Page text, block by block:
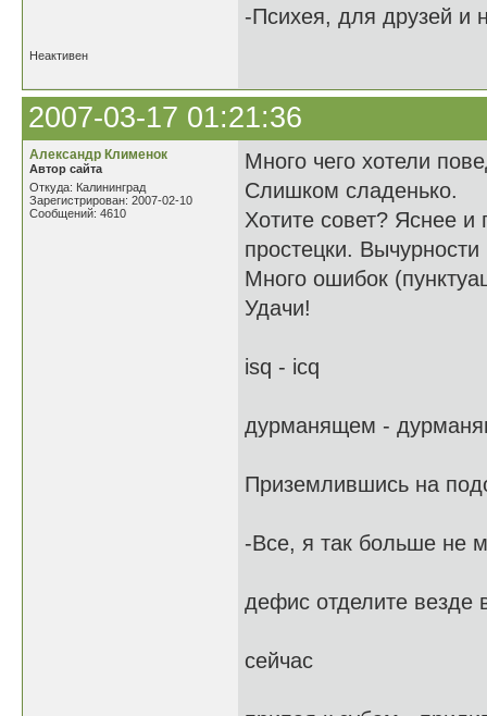
-Психея, для друзей и
Неактивен
2007-03-17 01:21:36
Александр Клименок
Автор сайта
Откуда: Калининград
Зарегистрирован: 2007-02-10
Сообщений: 4610
Много чего хотели
Слишком сладенько.
Хотите совет? Яснее
простецки.
Много ошибок
Удачи!
isq - icq
дурманящем -
Приземлившись на
-Все, я так больше не
дефис отделите везде
сейчас